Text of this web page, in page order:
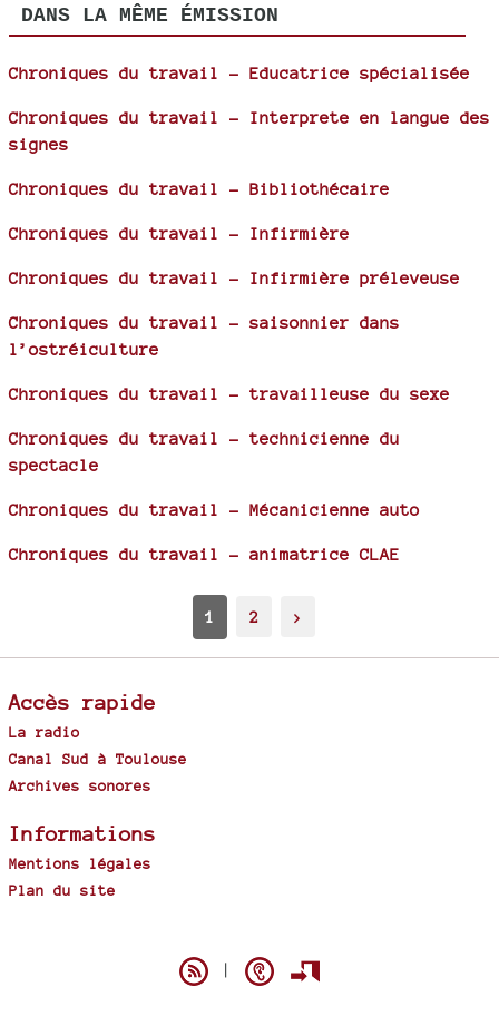
DANS LA MÊME ÉMISSION
Chroniques du travail - Educatrice spécialisée
Chroniques du travail - Interprete en langue des
signes
Chroniques du travail - Bibliothécaire
Chroniques du travail - Infirmière
Chroniques du travail - Infirmière préleveuse
Chroniques du travail - saisonnier dans
l’ostréiculture
Chroniques du travail - travailleuse du sexe
Chroniques du travail - technicienne du
spectacle
Chroniques du travail - Mécanicienne auto
Chroniques du travail - animatrice CLAE
1 2 >
Accès rapide
La radio
Canal Sud à Toulouse
Archives sonores
Informations
Mentions légales
Plan du site
|